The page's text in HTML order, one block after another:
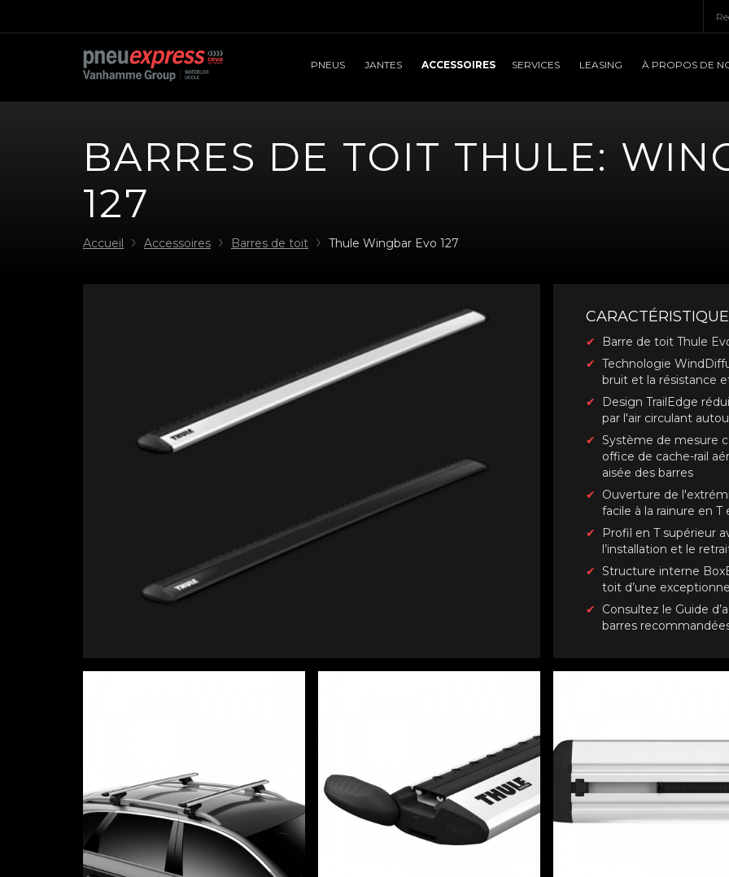
PNEUS JANTES
SERVICES
LEASING À PROPOS DE
BARRES DE TOIT THULE:
127
Accueil Accessoires Barres de toit Thule Wingbar Evo 127
Barre de toit Thule
Technologie
bruit et la résistance
Design TrailEdge
par l'air circulant
Système de mesure
office de cache-rail
aisée des barres
Ouverture de
facile à la rainure en
Profil en T supérieur
l’installation et le
Structure interne
toit d’une
Consultez le Guide
barres